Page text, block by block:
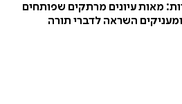
מאות עיונים מרתקים שפותחים
השראה לדברי תורה